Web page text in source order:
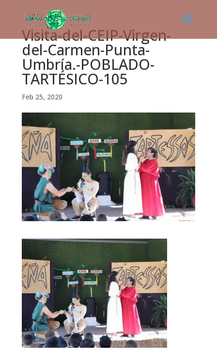
Visita-del-CEIP-Virgen-
del-Carmen-Punta-
Umbría.-POBLADO-
TARTÉSICO-105
Feb 25, 2020